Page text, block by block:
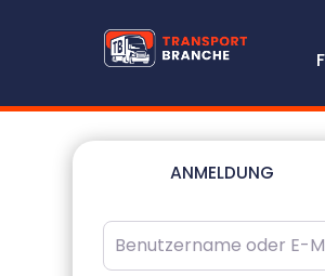
ANMELDUNG
Benutzername oder E-